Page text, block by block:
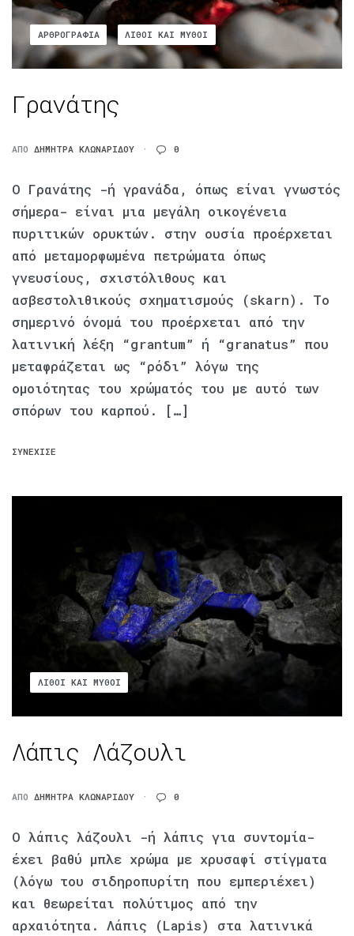
ΑΡΘΡΟΓΡΑΦΊΑ ΛΊΘΟΙ ΚΑΙ ΜΎΘΟΙ
Γρανάτης
ΑΠΌ ΔΉΜΗΤΡΑ ΚΛΩΝΑΡΊΔΟΥ 0
Ο Γρανάτης -ή γρανάδα, όπως είναι γνωστός
σήμερα- είναι μια μεγάλη οικογένεια
πυριτικών ορυκτών. στην ουσία προέρχεται
από μεταμορφωμένα πετρώματα όπως
γνευσίους, σχιστόλιθους και
ασβεστολιθικούς σχηματισμούς (skarn). Το
σημερινό όνομά του προέρχεται από την
λατινική λέξη “grantum” ή “granatus” που
μεταφράζεται ως “ρόδι” λόγω της
ομοιότητας του χρώματός του με αυτό των
σπόρων του καρπού. […]
ΣΥΝΈΧΙΣΕ
ΛΊΘΟΙ ΚΑΙ ΜΎΘΟΙ
Λάπις Λάζουλι
ΑΠΌ ΔΉΜΗΤΡΑ ΚΛΩΝΑΡΊΔΟΥ 0
Ο λάπις λάζουλι -ή λάπις για συντομία-
έχει βαθύ μπλε χρώμα με χρυσαφί στίγματα
(λόγω του σιδηροπυρίτη που εμπεριέχει)
και θεωρείται πολύτιμος από την
αρχαιότητα. Λάπις (Lapis) στα λατινικά